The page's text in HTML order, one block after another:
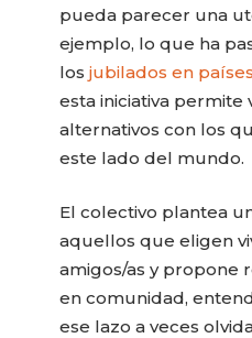
pueda parecer una
ejemplo, lo que ha
losjubilados en
esta iniciativa
alternativos con los
este lado del mundo.
El colectivo plantea
aquellos que eligen
amigos/as y propone
en comunidad,
ese lazo a veces